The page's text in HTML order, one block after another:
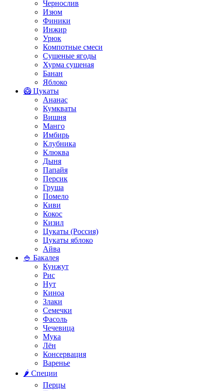
Чернослив
Изюм
Финики
Инжир
Урюк
Компотные смеси
Сушеные ягоды
Хурма сушеная
Банан
Яблоко
🥝 Цукаты
Ананас
Кумкваты
Вишня
Манго
Имбирь
Клубника
Клюква
Дыня
Папайя
Персик
Груша
Помело
Киви
Кокос
Кизил
Цукаты (Россия)
Цукаты яблоко
Айва
🍚 Бакалея
Кунжут
Рис
Нут
Киноа
Злаки
Семечки
Фасоль
Чечевица
Мука
Лён
Консервация
Варенье
🌶️ Специи
Перцы